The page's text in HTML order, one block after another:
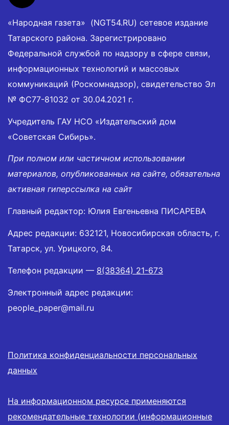
«Народная газета» (NGT54.RU) сетевое издание
Татарского района. Зарегистрировано
Федеральной службой по надзору в сфере связи,
информационных технологий и массовых
коммуникаций (Роскомнадзор), свидетельство Эл
№ ФС77-81032 от 30.04.2021 г.
Учредитель ГАУ НСО «Издательский дом
«Советская Сибирь».
При полном или частичном использовании
материалов, опубликованных на сайте, обязательна
активная гиперссылка на сайт
Главный редактор: Юлия Евгеньевна ПИСАРЕВА
Адрес редакции: 632121, Новосибирская область, г.
Татарск, ул. Урицкого, 84.
Телефон редакции — 8(38364) 21-673
Электронный адрес редакции:
people_paper@mail.ru
Политика конфиденциальности персональных
данных
На информационном ресурсе применяются
рекомендательные технологии (информационные